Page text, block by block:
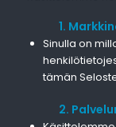
1.
Sinulla on
tämän
2.